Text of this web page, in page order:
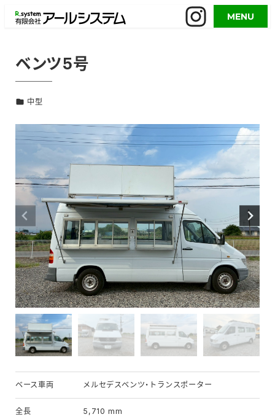
MENU
ベンツ5号
中型
ベース車両 メルセデスベンツ・トランスポーター
全長 5,710 mm